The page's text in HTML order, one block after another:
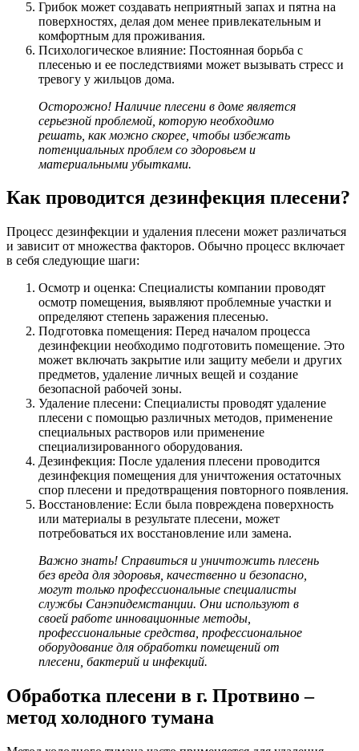
Грибок может создавать неприятный запах и пятна на
поверхностях, делая дом менее привлекательным и
комфортным для проживания.
Психологическое влияние: Постоянная борьба с
плесенью и ее последствиями может вызывать стресс и
тревогу у жильцов дома.
Осторожно! Наличие плесени в доме является
серьезной проблемой, которую необходимо
решать, как можно скорее, чтобы избежать
потенциальных проблем со здоровьем и
материальными убытками.
Как проводится дезинфекция плесени?
Процесс дезинфекции и удаления плесени может различаться
и зависит от множества факторов. Обычно процесс включает
в себя следующие шаги:
Осмотр и оценка: Специалисты компании проводят
осмотр помещения, выявляют проблемные участки и
определяют степень заражения плесенью.
Подготовка помещения: Перед началом процесса
дезинфекции необходимо подготовить помещение. Это
может включать закрытие или защиту мебели и других
предметов, удаление личных вещей и создание
безопасной рабочей зоны.
Удаление плесени: Специалисты проводят удаление
плесени с помощью различных методов, применение
специальных растворов или применение
специализированного оборудования.
Дезинфекция: После удаления плесени проводится
дезинфекция помещения для уничтожения остаточных
спор плесени и предотвращения повторного появления.
Восстановление: Если была повреждена поверхность
или материалы в результате плесени, может
потребоваться их восстановление или замена.
Важно знать! Справиться и уничтожить плесень
без вреда для здоровья, качественно и безопасно,
могут только профессиональные специалисты
службы Санэпидемстанции. Они используют в
своей работе инновационные методы,
профессиональные средства, профессиональное
оборудование для обработки помещений от
плесени, бактерий и инфекций.
Обработка плесени в г. Протвино –
метод холодного тумана